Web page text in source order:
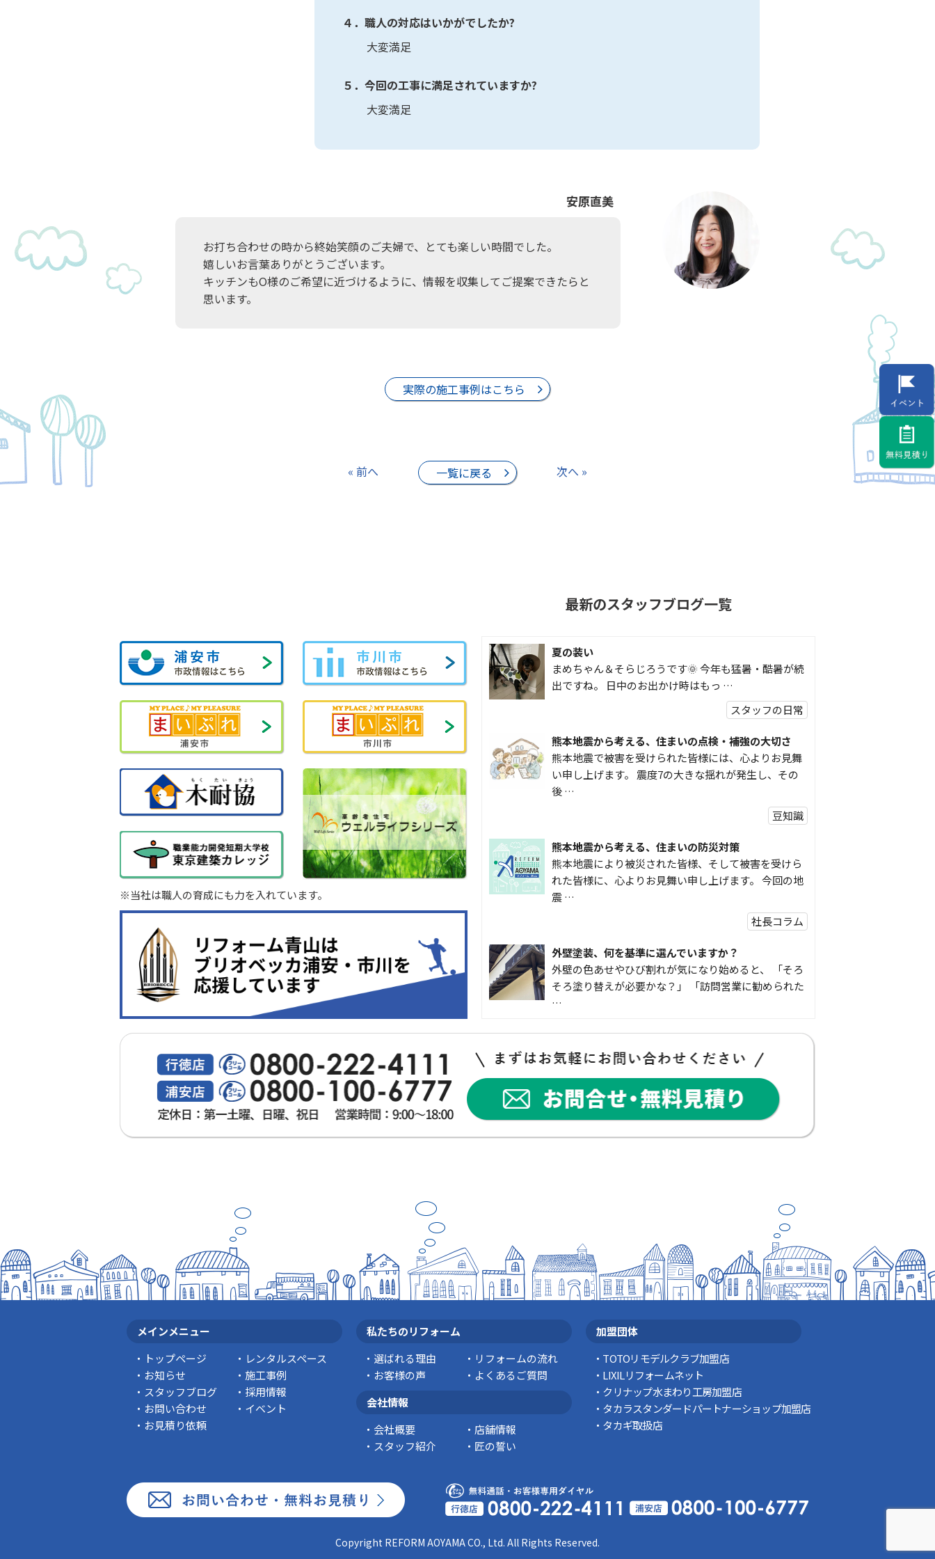
４．職人の対応はいかがでしたか?
大変満足
５．今回の工事に満足されていますか?
大変満足
安原直美
お打ち合わせの時から終始笑顔のご夫婦で、とても楽しい時間でした。
嬉しいお言葉ありがとうございます。
キッチンもO様のご希望に近づけるように、情報を収集してご提案できたらと
思います。
実際の施工事例はこちら
« 前へ 一覧に戻る 次へ »
※当社は職人の育成にも力を入れています。
最新のスタッフブログ一覧
夏の装い
まめちゃん＆そらじろうです🌞 今年も猛暑・酷暑が続
出ですね。 日中のお出かけ時はもっ …
スタッフの日常
熊本地震から考える、住まいの点検・補強の大切さ
熊本地震で被害を受けられた皆様には、心よりお見舞
い申し上げます。 震度7の大きな揺れが発生し、その
後 …
豆知識
熊本地震から考える、住まいの防災対策
熊本地震により被災された皆様、そして被害を受けら
れた皆様に、心よりお見舞い申し上げます。 今回の地
震 …
社長コラム
外壁塗装、何を基準に選んでいますか？
外壁の色あせやひび割れが気になり始めると、 「そろ
そろ塗り替えが必要かな？」 「訪問営業に勧められた
…
なかなか便利な物
こんにちは コゴちゃんです 少し前になりますが購
入して良かった物を ご紹介したいと思 …
スタッフの日常
メインメニュー
トップページ
レンタルスペース
お知らせ
施工事例
スタッフブログ
採用情報
お問い合わせ
イベント
お見積り依頼
私たちのリフォーム
選ばれる理由
リフォームの流れ
お客様の声
よくあるご質問
会社情報
会社概要
店舗情報
スタッフ紹介
匠の誓い
加盟団体
TOTOリモデルクラブ加盟店
LIXILリフォームネット
クリナップ水まわり工房加盟店
タカラスタンダードパートナーショップ加盟店
タカギ取扱店
Copyright REFORM AOYAMA CO., Ltd. All Rights Reserved.